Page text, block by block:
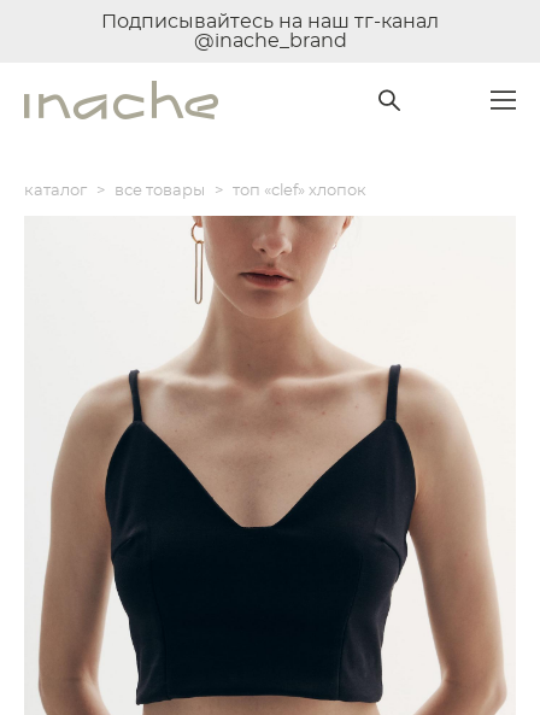
Подписывайтесь на наш тг-канал
@inache_brand
каталог > все товары > топ «clef» хлопок